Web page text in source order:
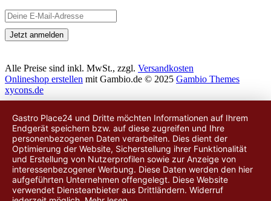
Alle Preise sind inkl. MwSt., zzgl. Versandkosten
Onlineshop erstellen mit Gambio.de © 2025 Gambio Themes
xycons.de
Gastro Place24 und Dritte möchten Informationen auf Ihrem
Endgerät speichern bzw. auf diese zugreifen und Ihre
personenbezogenen Daten verarbeiten. Dies dient der
Optimierung der Website, Sicherstellung ihrer Funktionalität
und Erstellung von Nutzerprofilen sowie zur Anzeige von
interessenbezogener Werbung. Diese Daten werden den hier
aufgeführten Unternehmen offengelegt. Diese Website
verwendet Diensteanbieter aus Drittländern. Widerruf